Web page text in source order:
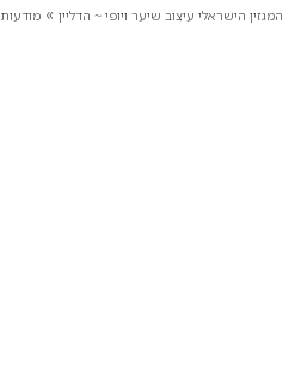
המגזין הישראלי עיצוב שיער ויופי ~ הדליין » מודעות